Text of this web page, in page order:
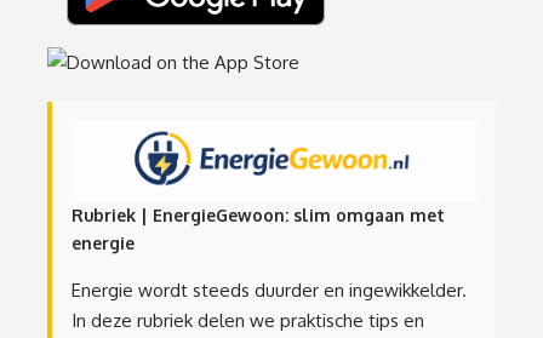
Rubriek | EnergieGewoon: slim omgaan met
energie
Energie wordt steeds duurder en ingewikkelder.
In deze rubriek delen we praktische tips en